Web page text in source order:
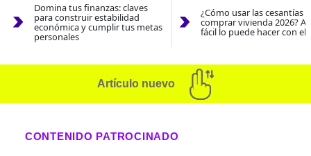
Domina tus finanzas: claves
para construir estabilidad
económica y cumplir tus metas
personales
¿Cómo usar las cesantías
comprar vivienda 2026?
fácil lo puede hacer con el
Artículo nuevo
CONTENIDO PATROCINADO